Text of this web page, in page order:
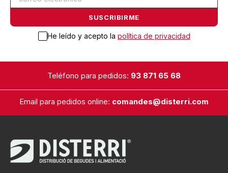
He leído y acepto la política de privacidad
Teléfono para pedidos: 93 871 65 68
Email para pedidos online: comandes@disterri.com